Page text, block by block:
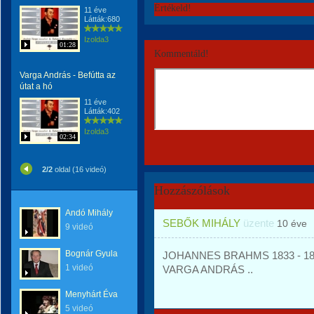
01:28
11 éve
Látták:680
Izolda3
Varga András - Befútta az
útat a hó
02:34
11 éve
Látták:402
Izolda3
2/2 oldal (16 videó)
Andó Mihály
9 videó
Bognár Gyula
1 videó
Menyhárt Éva
5 videó
Értékeld!
Kommentáld!
Hozzászólások
SEBŐK MIHÁLY üzente 10 éve
JOHANNES BRAHMS 1833 -
VARGA ANDRÁS ..